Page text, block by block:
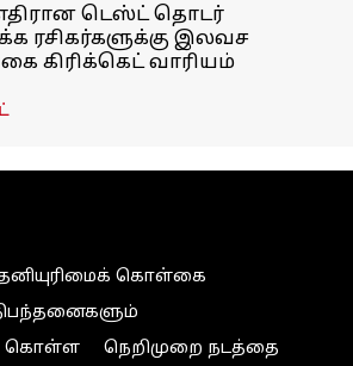
எதிரான டெஸ்ட் தொடர்
ரசிகர்களுக்கு இலவச
கிரிக்கெட் வாரியம்
கொள்கை
கொள்ள
நெறிமுறை நடத்தை